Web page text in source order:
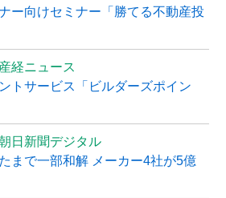
ー向けセミナー「勝てる不動産投
産経ニュース
トサービス「ビルダーズポイン
日新聞デジタル
まで一部和解 メーカー4社が5億